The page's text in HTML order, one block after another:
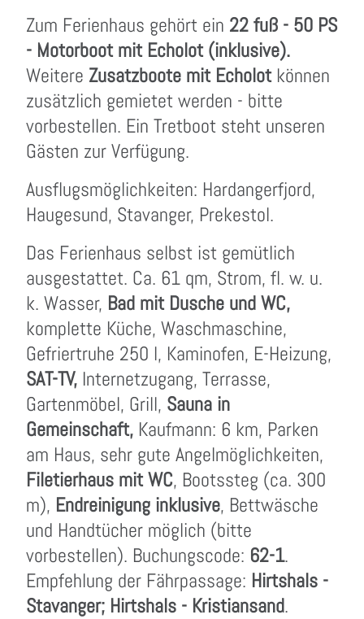
Zum Ferienhaus gehört ein 22 fuß - 50 PS
- Motorboot mit Echolot (inklusive).
Weitere Zusatzboote mit Echolot können
zusätzlich gemietet werden - bitte
vorbestellen. Ein Tretboot steht unseren
Gästen zur Verfügung.
Ausflugsmöglichkeiten: Hardangerfjord,
Haugesund, Stavanger, Prekestol.
Das Ferienhaus selbst ist gemütlich
ausgestattet. Ca. 61 qm, Strom, fl. w. u.
k. Wasser, Bad mit Dusche und WC,
komplette Küche, Waschmaschine,
Gefriertruhe 250 l, Kaminofen, E-Heizung,
SAT-TV, Internetzugang, Terrasse,
Gartenmöbel, Grill, Sauna in
Gemeinschaft, Kaufmann: 6 km, Parken
am Haus, sehr gute Angelmöglichkeiten,
Filetierhaus mit WC, Bootssteg (ca. 300
m), Endreinigung inklusive, Bettwäsche
und Handtücher möglich (bitte
vorbestellen). Buchungscode: 62-1.
Empfehlung der Fährpassage: Hirtshals -
Stavanger; Hirtshals - Kristiansand.